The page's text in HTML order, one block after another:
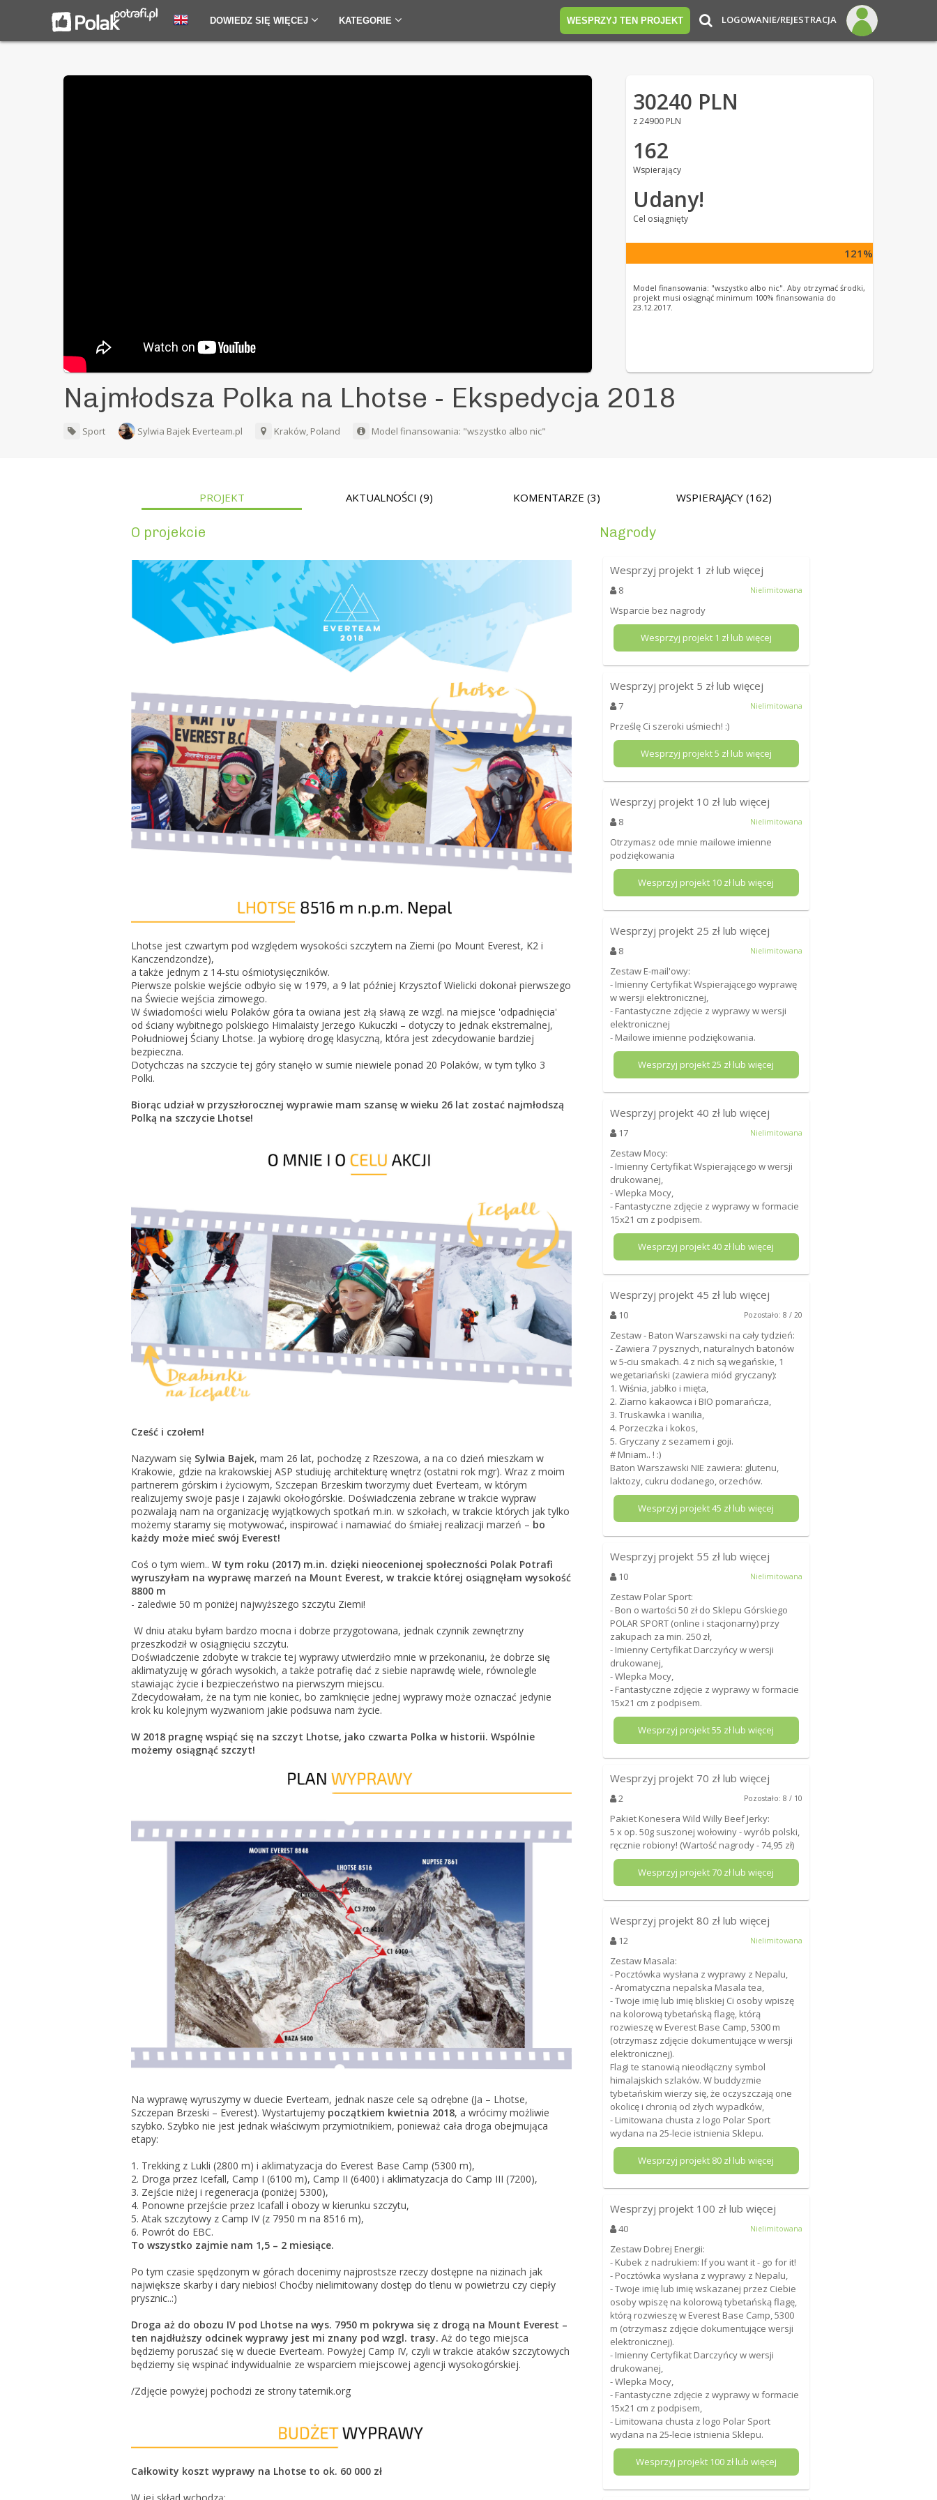
DOWIEDZ SIĘ WIĘCEJ KATEGORIE WESPRZYJ TEN PROJEKT LOGOWANIE/REJESTRACJA
30240 PLN
z 24900 PLN
162
Wspierający
Udany!
Cel osiągnięty
121%
Model finansowania: "wszystko albo nic". Aby otrzymać środki,
projekt musi osiągnąć minimum 100% finansowania do
23.12.2017.
Najmłodsza Polka na Lhotse - Ekspedycja 2018
Sport Sylwia Bajek Everteam.pl Kraków, Poland Model finansowania: "wszystko albo nic"
PROJEKT AKTUALNOŚCI (9) KOMENTARZE (3) WSPIERAJĄCY (162)
O projekcie
Lhotse jest czwartym pod względem wysokości szczytem na Ziemi (po Mount Everest, K2 i
Kanczendzondze),
a także jednym z 14-stu ośmiotysięczników.
Pierwsze polskie wejście odbyło się w 1979, a 9 lat później Krzysztof Wielicki dokonał pierwszego
na Świecie wejścia zimowego.
W świadomości wielu Polaków góra ta owiana jest złą sławą ze wzgl. na miejsce 'odpadnięcia'
od ściany wybitnego polskiego Himalaisty Jerzego Kukuczki – dotyczy to jednak ekstremalnej,
Południowej Ściany Lhotse. Ja wybiorę drogę klasyczną, która jest zdecydowanie bardziej
bezpieczna.
Dotychczas na szczycie tej góry stanęło w sumie niewiele ponad 20 Polaków, w tym tylko 3
Polki.
Biorąc udział w przyszłorocznej wyprawie mam szansę w wieku 26 lat zostać najmłodszą
Polką na szczycie Lhotse!
Cześć i czołem!
Nazywam się Sylwia Bajek, mam 26 lat, pochodzę z Rzeszowa, a na co dzień mieszkam w
Krakowie, gdzie na krakowskiej ASP studiuję architekturę wnętrz (ostatni rok mgr). Wraz z moim
partnerem górskim i życiowym, Szczepan Brzeskim tworzymy duet Everteam, w którym
realizujemy swoje pasje i zajawki okołogórskie. Doświadczenia zebrane w trakcie wypraw
pozwalają nam na organizację wyjątkowych spotkań m.in. w szkołach, w trakcie których jak tylko
możemy staramy się motywować, inspirować i namawiać do śmiałej realizacji marzeń – bo
każdy może mieć swój Everest!
Coś o tym wiem..W tym roku (2017) m.in. dzięki nieocenionej społeczności Polak Potrafi
wyruszyłam na wyprawę marzeń na Mount Everest, w trakcie której osiągnęłam wysokość
8800 m
- zaledwie 50 m poniżej najwyższego szczytu Ziemi!
W dniu ataku byłam bardzo mocna i dobrze przygotowana, jednak czynnik zewnętrzny
przeszkodził w osiągnięciu szczytu.
Doświadczenie zdobyte w trakcie tej wyprawy utwierdziło mnie w przekonaniu, że dobrze się
aklimatyzuję w górach wysokich, a także potrafię dać z siebie naprawdę wiele, równolegle
stawiając życie i bezpieczeństwo na pierwszym miejscu.
Zdecydowałam, że na tym nie koniec, bo zamknięcie jednej wyprawy może oznaczać jedynie
krok ku kolejnym wyzwaniom jakie podsuwa nam życie.
W 2018 pragnę wspiąć się na szczyt Lhotse, jako czwarta Polka w historii. Wspólnie
możemy osiągnąć szczyt!
Na wyprawę wyruszymy w duecie Everteam, jednak nasze cele są odrębne (Ja – Lhotse,
Szczepan Brzeski – Everest). Wystartujemy początkiem kwietnia 2018, a wrócimy możliwie
szybko. Szybko nie jest jednak właściwym przymiotnikiem, ponieważ cała droga obejmująca
etapy:
1. Trekking z Lukli (2800 m) i aklimatyzacja do Everest Base Camp (5300 m),
2. Droga przez Icefall, Camp I (6100 m), Camp II (6400) i aklimatyzacja do Camp III (7200),
3. Zejście niżej i regeneracja (poniżej 5300),
4. Ponowne przejście przez Icafall i obozy w kierunku szczytu,
5. Atak szczytowy z Camp IV (z 7950 m na 8516 m),
6. Powrót do EBC.
To wszystko zajmie nam 1,5 – 2 miesiące.
Po tym czasie spędzonym w górach docenimy najprostsze rzeczy dostępne na nizinach jak
największe skarby i dary niebios! Choćby nielimitowany dostęp do tlenu w powietrzu czy ciepły
prysznic..:)
Droga aż do obozu IV pod Lhotse na wys. 7950 m pokrywa się z drogą na Mount Everest –
ten najdłuższy odcinek wyprawy jest mi znany pod wzgl. trasy. Aż do tego miejsca
będziemy poruszać się w duecie Everteam. Powyżej Camp IV, czyli w trakcie ataków szczytowych
będziemy się wspinać indywidualnie ze wsparciem miejscowej agencji wysokogórskiej.
/Zdjęcie powyżej pochodzi ze strony taternik.org
Całkowity koszt wyprawy na Lhotse to ok. 60 000 zł
Nagrody
Wesprzyj projekt 1 zł lub więcej
8 Nielimitowana
Wsparcie bez nagrody
Wesprzyj projekt 1 zł lub więcej
Wesprzyj projekt 5 zł lub więcej
7 Nielimitowana
Prześlę Ci szeroki uśmiech! :)
Wesprzyj projekt5 zł lub więcej
Wesprzyj projekt 10 zł lub więcej
8 Nielimitowana
Otrzymasz ode mnie mailowe imienne
podziękowania
Wesprzyj projekt 10 zł lub więcej
Wesprzyj projekt 25 zł lub więcej
8 Nielimitowana
Zestaw E-mail'owy:
- Imienny Certyfikat Wspierającego wyprawę
w wersji elektronicznej,
- Fantastyczne zdjęcie z wyprawy w wersji
elektronicznej
- Mailowe imienne podziękowania.
Wesprzyj projekt25 zł lub więcej
Wesprzyj projekt 40 zł lub więcej
17 Nielimitowana
Zestaw Mocy:
- Imienny Certyfikat Wspierającego w wersji
drukowanej,
- Wlepka Mocy,
- Fantastyczne zdjęcie z wyprawy w formacie
15x21 cm z podpisem.
Wesprzyj projekt40 zł lub więcej
Wesprzyj projekt 45 zł lub więcej
10 Pozostało: 8 / 20
Zestaw - Baton Warszawski na cały tydzień:
- Zawiera 7 pysznych, naturalnych batonów
w 5-ciu smakach. 4 z nich są wegańskie, 1
wegetariański (zawiera miód gryczany):
1. Wiśnia, jabłko i mięta,
2. Ziarno kakaowca i BIO pomarańcza,
3. Truskawka i wanilia,
4. Porzeczka i kokos,
5. Gryczany z sezamem i goji.
# Mniam.. ! :)
Baton Warszawski NIE zawiera: glutenu,
laktozy, cukru dodanego, orzechów.
Wesprzyj projekt45 zł lub więcej
Wesprzyj projekt 55 zł lub więcej
10 Nielimitowana
Zestaw Polar Sport:
- Bon o wartości 50 zł do Sklepu Górskiego
POLAR SPORT (online i stacjonarny) przy
zakupach za min. 250 zł,
- Imienny Certyfikat Darczyńcy w wersji
drukowanej,
- Wlepka Mocy,
- Fantastyczne zdjęcie z wyprawy w formacie
15x21 cm z podpisem.
Wesprzyj projekt55 zł lub więcej
Wesprzyj projekt 70 zł lub więcej
2 Pozostało: 8 / 10
Pakiet Konesera Wild Willy Beef Jerky:
5 x op. 50g suszonej wołowiny - wyrób polski,
ręcznie robiony! (Wartość nagrody - 74,95 zł)
Wesprzyj projekt70 zł lub więcej
Wesprzyj projekt80 zł lub więcej
12 Nielimitowana
Zestaw Masala:
- Pocztówka wysłana z wyprawy z Nepalu,
- Aromatyczna nepalska Masala tea,
- Twoje imię lub imię bliskiej Ci osoby wpiszę
na kolorową tybetańską flagę, którą
rozwieszę w Everest Base Camp, 5300 m
(otrzymasz zdjęcie dokumentujące w wersji
elektronicznej).
Flagi te stanowią nieodłączny symbol
himalajskich szlaków. W buddyzmie
tybetańskim wierzy się, że oczyszczają one
okolicę i chronią od złych wypadków,
- Limitowana chusta z logo Polar Sport
wydana na 25-lecie istnienia Sklepu.
Wesprzyj projekt 80 zł lub więcej
Wesprzyj projekt 100 zł lub więcej
40 Nielimitowana
Zestaw Dobrej Energii:
- Kubek z nadrukiem: If you want it - go for it!
- Pocztówka wysłana z wyprawy z Nepalu,
- Twoje imię lub imię wskazanej przez Ciebie
osoby wpiszę na kolorową tybetańską flagę,
którą rozwieszę w Everest Base Camp, 5300
m (otrzymasz zdjęcie dokumentujące wersji
elektronicznej).
- Imienny Certyfikat Darczyńcy w wersji
drukowanej,
- Wlepka Mocy,
- Fantastyczne zdjęcie z wyprawy w formacie
15x21 cm z podpisem,
- Limitowana chusta z logo Polar Sport
wydana na 25-lecie istnienia Sklepu.
Wesprzyj projekt 100zł lub więcej